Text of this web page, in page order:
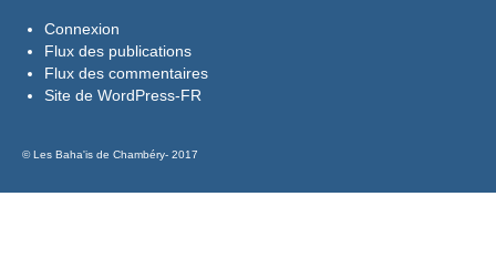
Connexion
Flux des publications
Flux des commentaires
Site de WordPress-FR
© Les Baha'is de Chambéry- 2017